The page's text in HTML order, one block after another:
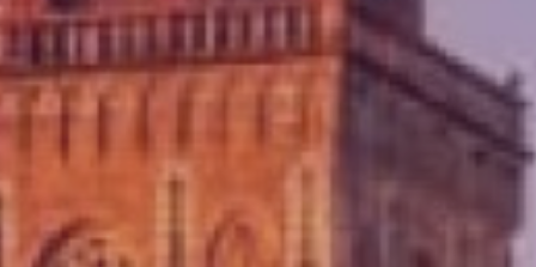
Almelo
Deventer
Enschede
Zwolle